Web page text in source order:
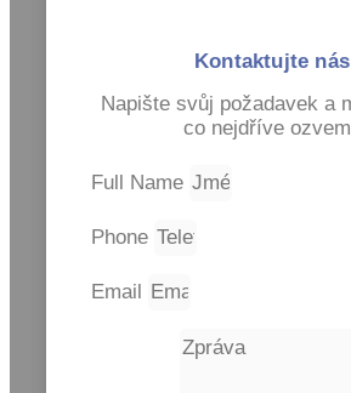
Kontaktujte nás
Napište svůj požadavek a
co nejdříve
Full Name
Phone
Email